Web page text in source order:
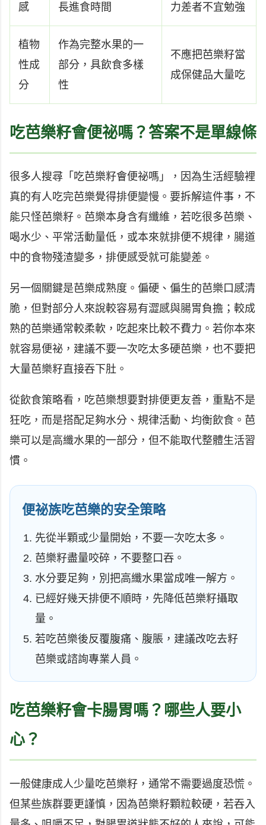
感
長進食時間
力差者不宜勉強
植物
性成
分
作為完整水果的一
部分，具飲食多樣
性
不應把芭樂籽當
成保健品大量吃
吃芭樂籽會便祕嗎？答案不是單線條
很多人搜尋「吃芭樂籽會便祕嗎」，因為生活經驗裡
真的有人吃完芭樂覺得排便變慢。要拆解這件事，不
能只怪芭樂籽。芭樂本身含有纖維，若吃很多芭樂、
喝水少、平常活動量低，或本來就排便不規律，腸道
中的食物殘渣變多，排便感受就可能變差。
另一個關鍵是芭樂成熟度。偏硬、偏生的芭樂口感清
脆，但對部分人來說較容易有澀感與腸胃負擔；較成
熟的芭樂通常較柔軟，吃起來比較不費力。若你本來
就容易便祕，建議不要一次吃太多硬芭樂，也不要把
大量芭樂籽直接吞下肚。
從飲食策略看，吃芭樂想要對排便更友善，重點不是
狂吃，而是搭配足夠水分、規律活動、均衡飲食。芭
樂可以是高纖水果的一部分，但不能取代整體生活習
慣。
便祕族吃芭樂的安全策略
先從半顆或少量開始，不要一次吃太多。
芭樂籽盡量咬碎，不要整口吞。
水分要足夠，別把高纖水果當成唯一解方。
已經好幾天排便不順時，先降低芭樂籽攝取
量。
若吃芭樂後反覆腹痛、腹脹，建議改吃去籽
芭樂或諮詢專業人員。
吃芭樂籽會卡腸胃嗎？哪些人要小
心？
一般健康成人少量吃芭樂籽，通常不需要過度恐慌。
但某些族群要更謹慎，因為芭樂籽顆粒較硬，若吞入